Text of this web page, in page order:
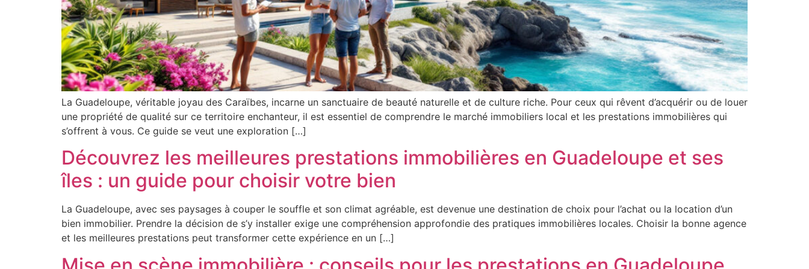
La Guadeloupe, véritable joyau des Caraïbes, incarne un sanctuaire de beauté naturelle et de culture riche. Pour ceux qui rêvent d’acquérir ou de louer
une propriété de qualité sur ce territoire enchanteur, il est essentiel de comprendre le marché immobiliers local et les prestations immobilières qui
s’offrent à vous. Ce guide se veut une exploration […]
Découvrez les meilleures prestations immobilières en Guadeloupe et ses
îles : un guide pour choisir votre bien
La Guadeloupe, avec ses paysages à couper le souffle et son climat agréable, est devenue une destination de choix pour l’achat ou la location d’un
bien immobilier. Prendre la décision de s’y installer exige une compréhension approfondie des pratiques immobilières locales. Choisir la bonne agence
et les meilleures prestations peut transformer cette expérience en un […]